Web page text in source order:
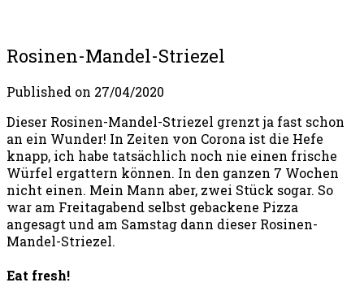
Rosinen-Mandel-Striezel
Published on 27/04/2020
Dieser Rosinen-Mandel-Striezel grenzt ja fast schon
an ein Wunder! In Zeiten von Corona ist die Hefe
knapp, ich habe tatsächlich noch nie einen frische
Würfel ergattern können. In den ganzen 7 Wochen
nicht einen. Mein Mann aber, zwei Stück sogar. So
war am Freitagabend selbst gebackene Pizza
angesagt und am Samstag dann dieser Rosinen-
Mandel-Striezel.
Eat fresh!